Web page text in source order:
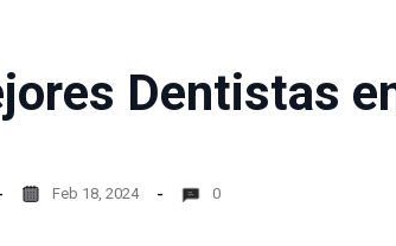
Dentistas
Feb 18, 2024 0